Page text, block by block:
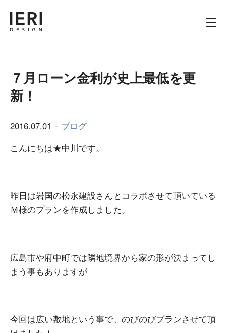
７月ローン金利が史上最低を更
新！
2016.07.01
ブログ
こんにちは★中川です。
昨日は岩国の松永建設さんとコラボさせて頂いている
Ｍ様のプランを作成しました。
広島市や府中町では隣地境界から家の形が決まってし
まう事もありますが
今回は広い敷地という事で、のびのびプランさせて頂